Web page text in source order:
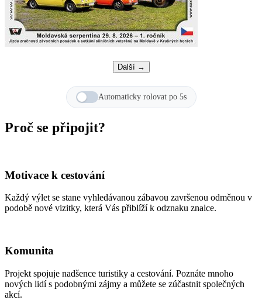
Další →
Automaticky rolovat po 5s
Proč se připojit?
Motivace k cestování
Každý výlet se stane vyhledávanou zábavou završenou odměnou v
podobě nové vizitky, která Vás přiblíží k odznaku znalce.
Komunita
Projekt spojuje nadšence turistiky a cestování. Poznáte mnoho
nových lidí s podobnými zájmy a můžete se zúčastnit společných
akcí.